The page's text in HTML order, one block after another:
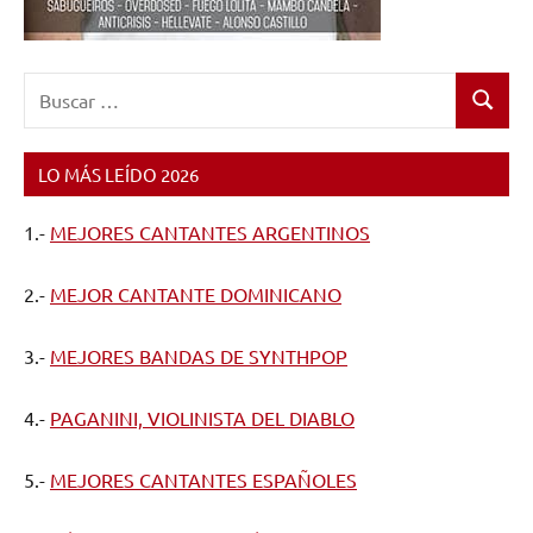
Buscar
LO MÁS LEÍDO 2026
1.- MEJORES CANTANTES ARGENTINOS
2.- MEJOR CANTANTE DOMINICANO
3.- MEJORES BANDAS DE SYNTHPOP
4.- PAGANINI, VIOLINISTA DEL DIABLO
5.- MEJORES CANTANTES ESPAÑOLES